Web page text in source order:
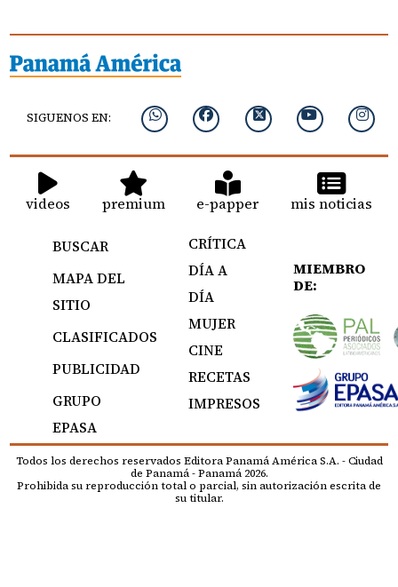
SIGUENOS EN:
videos premium e-papper mis noticias
BUSCAR
MAPA DEL
SITIO
CLASIFICADOS
PUBLICIDAD
GRUPO
EPASA
CRÍTICA
DÍA A
DÍA
MUJER
CINE
RECETAS
IMPRESOS
MIEMBRO
DE:
Todos los derechos reservados Editora Panamá América S.A. - Ciudad
de Panamá - Panamá 2026.
Prohibida su reproducción total o parcial, sin autorización escrita de
su titular.